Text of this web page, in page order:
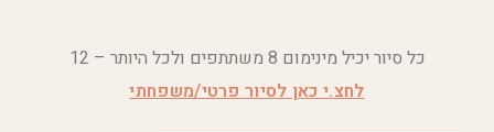
כל סיור יכיל מינימום 8 משתתפים ולכל היותר – 12
לחצ.י כאן לסיור פרטי/משפחתי